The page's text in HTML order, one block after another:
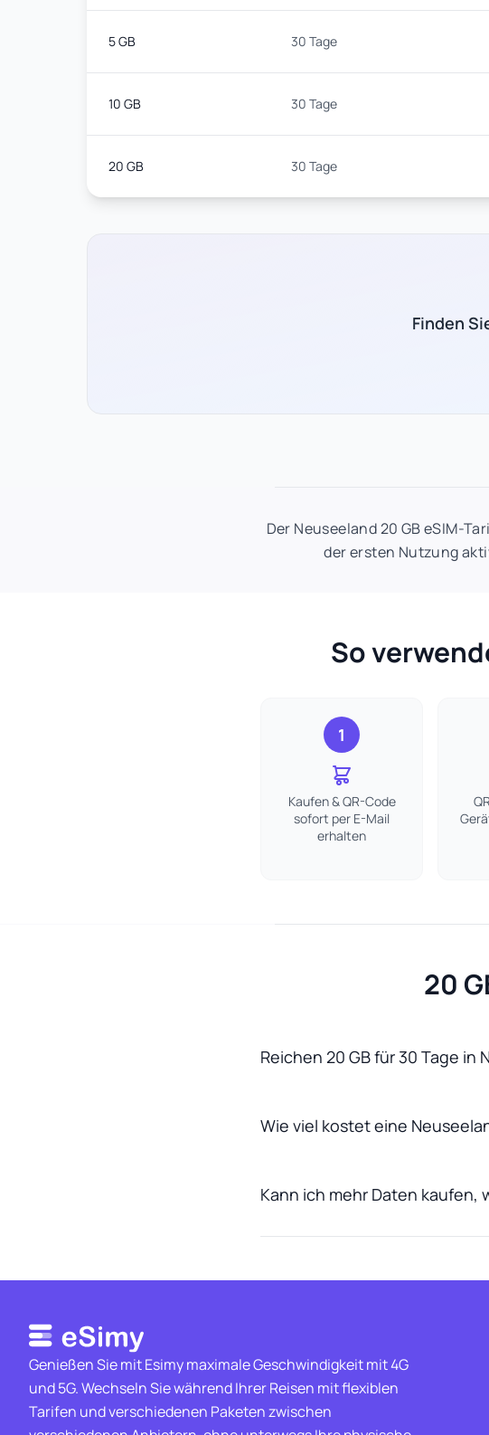
5 GB 30 Tage
10 GB 30 Tage
20 GB 30 Tage
Finden
Der Neuseeland 20 GB eSIM-
der ersten Nutzung
So
1
Kaufen & QR-Code
sofort per E-Mail
erhalten
20
Reichen 20 GB für 30 Tage in
Wie viel kostet eine
Kann ich mehr Daten kaufen,
Genießen Sie mit Esimy maximale Geschwindigkeit mit 4G
und 5G. Wechseln Sie während Ihrer Reisen mit flexiblen
Tarifen und verschiedenen Paketen zwischen